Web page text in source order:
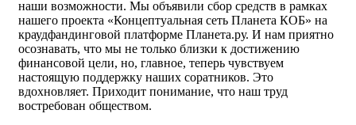
наши возможности. Мы объявили сбор средств в рамках
нашего проекта «Концептуальная сеть Планета КОБ» на
краудфандинговой платформе Планета.ру. И нам приятно
осознавать, что мы не только близки к достижению
финансовой цели, но, главное, теперь чувствуем
настоящую поддержку наших соратников. Это
вдохновляет. Приходит понимание, что наш труд
востребован обществом.